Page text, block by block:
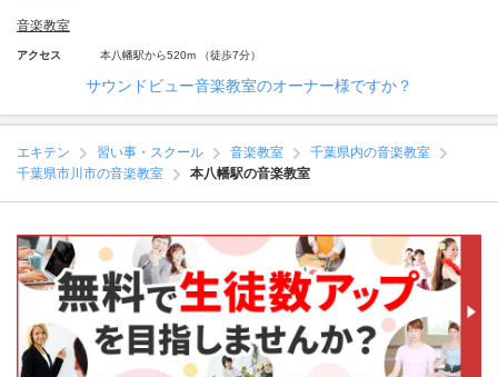
音楽教室
アクセス 本八幡駅から520m （徒歩7分）
サウンドビュー音楽教室のオーナー様ですか？
エキテン 習い事・スクール 音楽教室
千葉県内の音楽教室
千葉県市川市の音楽教室
本八幡駅の音楽教室